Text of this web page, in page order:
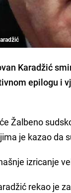
Karadžić
epilogu i
Žalbeno
je kazao da
izricanje
rekao je